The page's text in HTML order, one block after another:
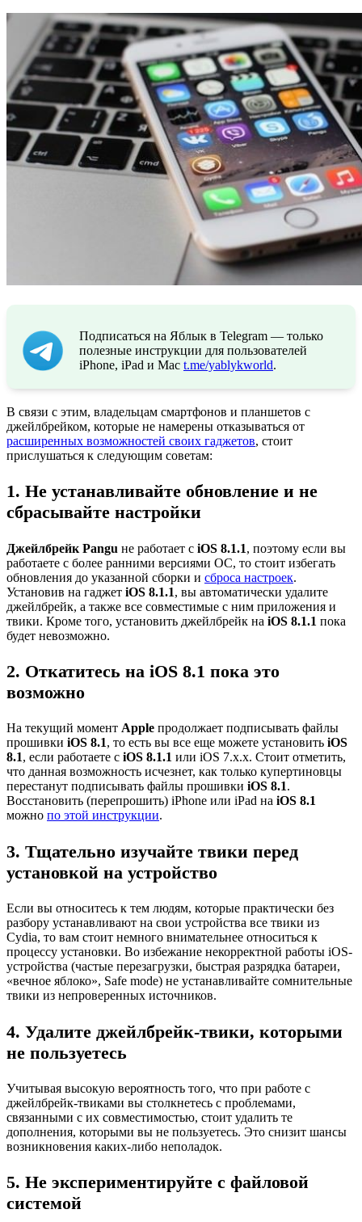
Подписаться на Яблык в Telegram — только
полезные инструкции для пользователей
iPhone, iPad и Mac t.me/yablykworld.
В связи с этим, владельцам смартфонов и планшетов с
джейлбрейком, которые не намерены отказываться от
расширенных возможностей своих гаджетов, стоит
прислушаться к следующим советам:
1. Не устанавливайте обновление и не
сбрасывайте настройки
Джейлбрейк Pangu не работает с iOS 8.1.1, поэтому если вы
работаете с более ранними версиями ОС, то стоит избегать
обновления до указанной сборки и сброса настроек.
Установив на гаджет iOS 8.1.1, вы автоматически удалите
джейлбрейк, а также все совместимые с ним приложения и
твики. Кроме того, установить джейлбрейк на iOS 8.1.1 пока
будет невозможно.
2. Откатитесь на iOS 8.1 пока это
возможно
На текущий момент Apple продолжает подписывать файлы
прошивки iOS 8.1, то есть вы все еще можете установить iOS
8.1, если работаете с iOS 8.1.1 или iOS 7.x.x. Стоит отметить,
что данная возможность исчезнет, как только купертиновцы
перестанут подписывать файлы прошивки iOS 8.1.
Восстановить (перепрошить) iPhone или iPad на iOS 8.1
можно по этой инструкции.
3. Тщательно изучайте твики перед
установкой на устройство
Если вы относитесь к тем людям, которые практически без
разбору устанавливают на свои устройства все твики из
Cydia, то вам стоит немного внимательнее относиться к
процессу установки. Во избежание некорректной работы iOS-
устройства (частые перезагрузки, быстрая разрядка батареи,
«вечное яблоко», Safe mode) не устанавливайте сомнительные
твики из непроверенных источников.
4. Удалите джейлбрейк-твики, которыми
не пользуетесь
Учитывая высокую вероятность того, что при работе с
джейлбрейк-твиками вы столкнетесь с проблемами,
связанными с их совместимостью, стоит удалить те
дополнения, которыми вы не пользуетесь. Это снизит шансы
возникновения каких-либо неполадок.
5. Не экспериментируйте с файловой
системой